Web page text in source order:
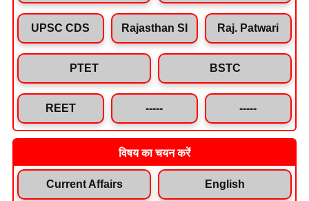
UPSC CDS Rajasthan SI Raj. Patwari
PTET BSTC
REET ----- -----
विषय का चयन करें
Current Affairs English